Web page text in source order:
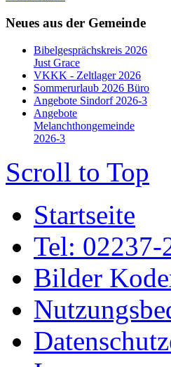
Neues aus der Gemeinde
Bibelgesprächskreis 2026
Just Grace
VKKK - Zeltlager 2026
Sommerurlaub 2026 Büro
Angebote Sindorf 2026-3
Angebote
Melanchthongemeinde
2026-3
Scroll to Top
Startseite
Tel: 02237-
Bilder